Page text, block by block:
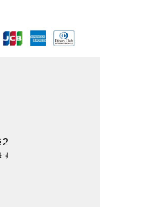
す